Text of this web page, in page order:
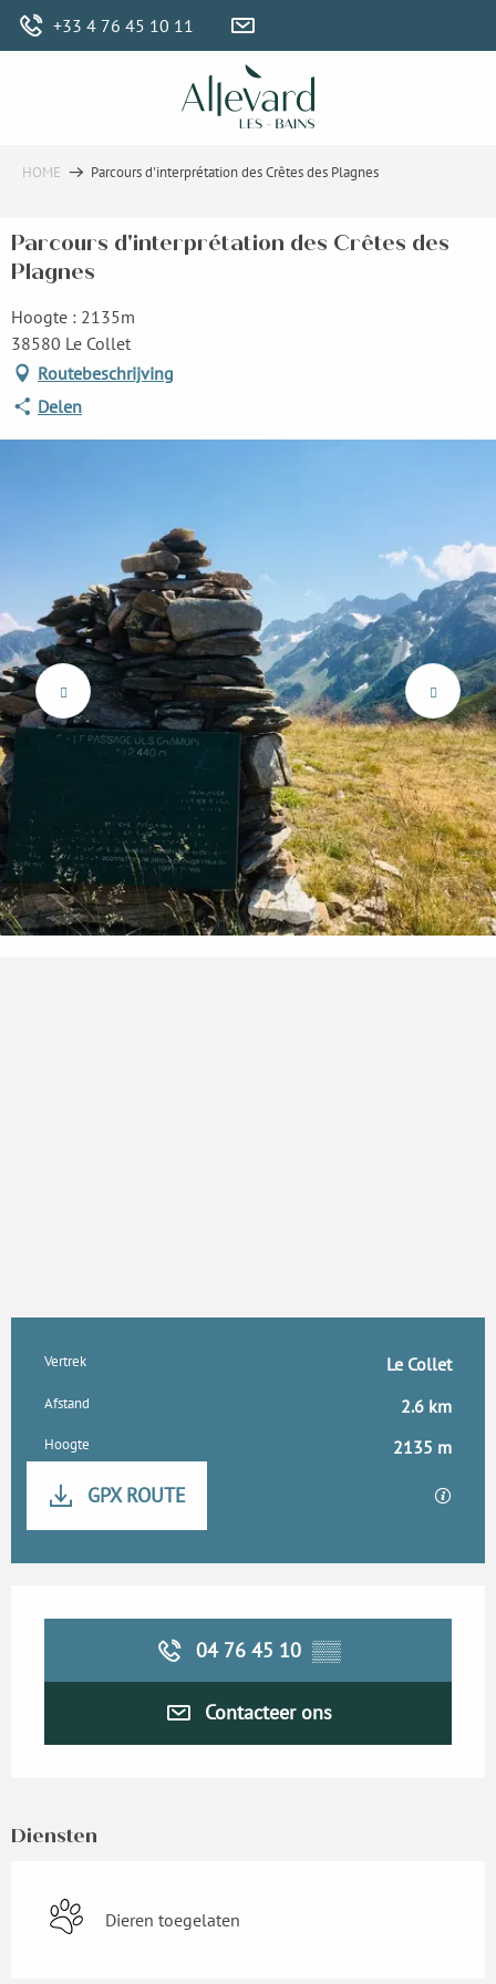
Aller
+33 4 76 45 10 11
HOME Parcours d'interprétation des Crêtes des Plagnes
Parcours d'interprétation des Crêtes des
Plagnes
Hoogte : 2135m
38580 Le Collet
Routebeschrijving
Delen
Praktische informatie
Vertrek Le Collet
Afstand 2.6 km
Hoogte 2135 m
GPX ROUTE
Met
04 76 45 10 ▒▒
Contacteer ons
Diensten
Dieren toegelaten